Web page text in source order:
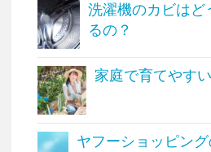
洗濯機のカビはど
るの？
家庭で育てやす
ヤフーショッピン